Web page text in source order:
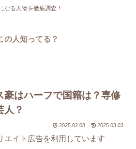
なる人物を徹底調査！
の人知ってる？
豪はハーフで国籍は？専修
人？
2025.02.08 2025.03.03
イト広告を利用しています